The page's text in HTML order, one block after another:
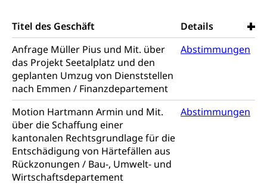
Titel des Geschäft
Details
Anfrage Müller Pius und Mit. über
das Projekt Seetalplatz und den
geplanten Umzug von Dienststellen
nach Emmen / Finanzdepartement
Abstimmungen
Motion Hartmann Armin und Mit.
über die Schaffung einer
kantonalen Rechtsgrundlage für die
Entschädigung von Härtefällen aus
Rückzonungen / Bau-, Umwelt- und
Wirtschaftsdepartement
Abstimmungen
Gesundheitsförderung
Jugend+Sport
Freiwilliger Schulsport
Sportförderung
Viehzucht
Tierschutz
Hobbytierhaltung und Bienen
Veterinärdienst
Wildtiere
Halten von Wildtieren
Haltung Heimtiere
Hunde
Todesfall
Bestattung, Beerdigung, Testament, Erbrecht,
Erbschaft, Todesschein, Todesanzeige,
Zivilstandsamt, Erben, Erbenliste
Ärztliche Todesbescheinigung
Sicherheit
Armee